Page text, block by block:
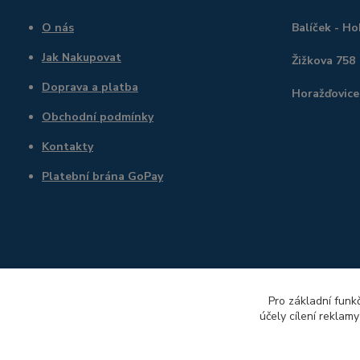
O nás
Jak Nakupovat
Doprava a platba
Obchodní podmínky
Kontakty
Platební brána GoPay
Balíček -
Žižkova 758
Pro základní
účely cílení